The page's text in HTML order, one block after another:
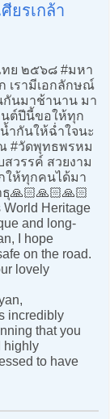
ยรเกล้า
ทย ๒๕๖๘ #มหา
เรามีเอกลักษณ์
นมาช้านาน มา
ต์ปีนี้ขอให้ทุก
ำกันให้ฉ่ำใจนะ
#วัดพุทธพรหม
สวรรค์ สวยงาม
ให้ทุกคนได้มา
🙏🏻🙏🏻🙏🏻
World Heritage
and long-
I hope
on the road.
lovely
incredibly
that you
highly
to have